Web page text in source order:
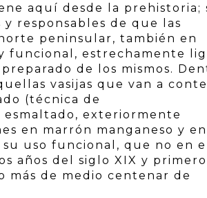
aquí desde la prehistoria;
responsables de que las
peninsular, también en
funcional, estrechamente
de los mismos.
vasijas que van a
(técnica de
exteriormente
en marrón manganeso y en
uso funcional, que no en el
años del siglo XIX y
más de medio centenar de